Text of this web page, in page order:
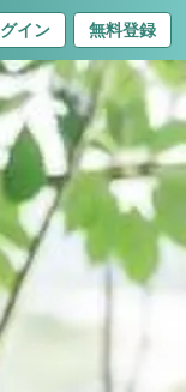
イン 無料登録